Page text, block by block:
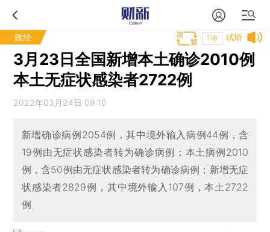
政经 试听
T中
3月23日全国新增本土确诊2010例
本土无症状感染者2722例
2022年03月24日 09:10
新增确诊病例2054例，其中境外输入病例44例，含
19例由无症状感染者转为确诊病例；本土病例2010
例，含50例由无症状感染者转为确诊病例；新增无症
状感染者2829例，其中境外输入107例，本土2722
例